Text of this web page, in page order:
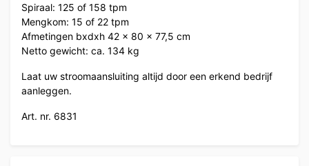
Spiraal: 125 of 158 tpm
Mengkom: 15 of 22 tpm
Afmetingen bxdxh 42 x 80 x 77,5 cm
Netto gewicht: ca. 134 kg
Laat uw stroomaansluiting altijd door een erkend bedrijf
aanleggen.
Art. nr. 6831